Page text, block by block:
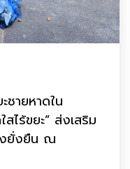
ชายหาดใน
ไร้ขยะ” ส่งเสริม
งยั่งยืน ณ